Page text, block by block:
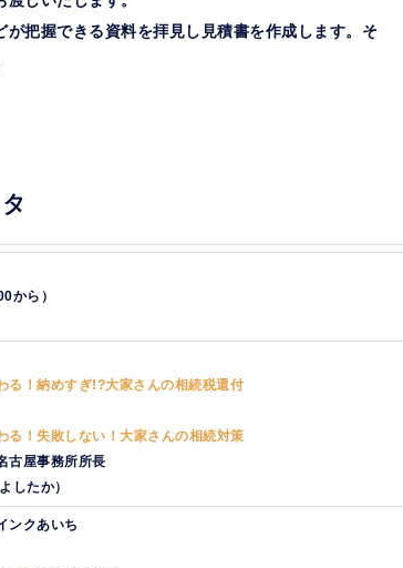
把握できる資料を拝見し見積書を作成します。そ
から）
る！納めすぎ!?大家さんの相続税還付
る！失敗しない！大家さんの相続対策
古屋事務所所長
したか）
ンクあいち